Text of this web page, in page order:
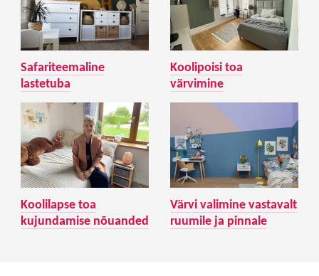
Safariteemaline
lastetuba
Koolipoisi toa
värvimine
Koolilapse toa
kujundamise nõuanded
Värvi valimine vastavalt
ruumile ja pinnale